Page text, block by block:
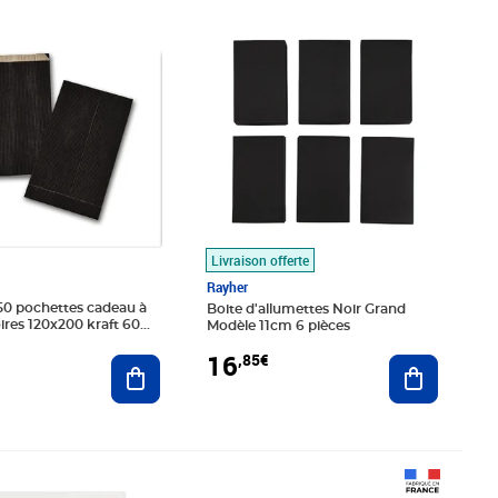
pochettes cadeau à
kraft 60
Ajouter au panier
Livraison offerte
Rayher
Boite d'allumettes Noir Grand
Modèle 11cm 6 pièces
16,85€ Ajouter